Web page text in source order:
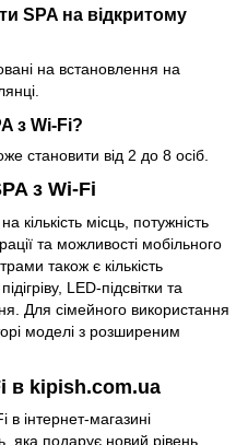
SPA на відкритому
на встановлення на
з Wi-Fi?
становити від 2 до 8 осіб.
з Wi-Fi
кількість місць, потужність
та можливості мобільного
також є кількість
LED-підсвітки та
Для сімейного використання
моделі з розширеним
в kipish.com.ua
в інтернет-магазині
яка подарує новий рівень